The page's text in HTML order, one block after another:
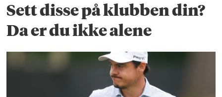
Sett disse på klubben din?
Da er du ikke alene